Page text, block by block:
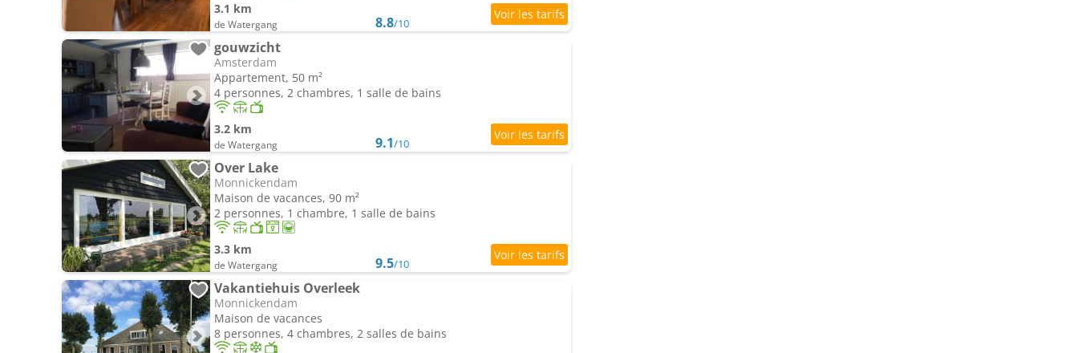
3.1 km
de Watergang 8.8/10
gouwzicht
Amsterdam
Appartement, 50 m²
4 personnes, 2 chambres, 1 salle de bains
3.2 km
de Watergang 9.1/10
Over Lake
Monnickendam
Maison de vacances, 90 m²
2 personnes, 1 chambre, 1 salle de bains
3.3 km
de Watergang 9.5/10
Vakantiehuis Overleek
Monnickendam
Maison de vacances
8 personnes, 4 chambres, 2 salles de bains